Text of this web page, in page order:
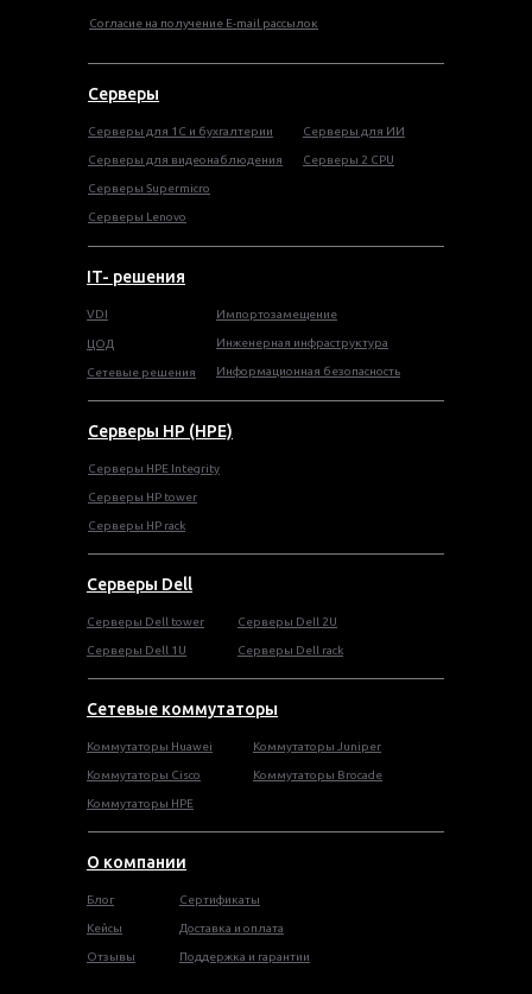
Согласие на получение E-mail рассылок
Серверы
О компании
Серверы HP (HPE)
Серверы Dell
Сетевые коммутаторы
Серверы для 1С и бухгалтерии
Серверы для видеонаблюдения
Серверы Supermicro
Серверы HPE Integrity
Cерверы HP tower
Cерверы HP rack
Серверы Lenovo
Серверы для ИИ
Серверы 2 CPU
Cерверы Dell tower
Серверы Dell 1U
Серверы Dell 2U
Серверы Dell rack
VDI
ЦОД
Сетевые решения
Импортозамещение
Инженерная инфраструктура
Информационная безопасность
IT- решения
Блог
Кейсы
Отзывы
Сертификаты
Доставка и оплата
Поддержка и гарантии
Коммутаторы Huawei
Коммутаторы Cisco
Коммутаторы HPE
Коммутаторы Juniper
Коммутаторы Brocade